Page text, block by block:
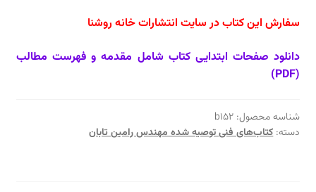
سفارش این کتاب در سایت انتشارات خانه روشنا
دانلود صفحات ابتدایی کتاب شامل مقدمه و فهرست مطالب
(PDF)
شناسه محصول: b152
دسته:کتاب‌های فنی توصیه شده مهندس رامین تابان